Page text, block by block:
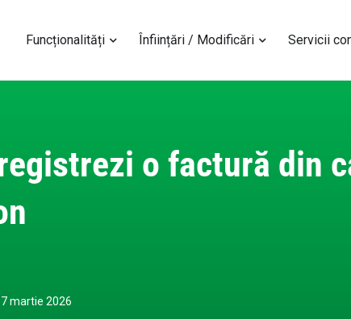
Funcționalități Înființări / Modificări Servicii
o factură din
martie 2026